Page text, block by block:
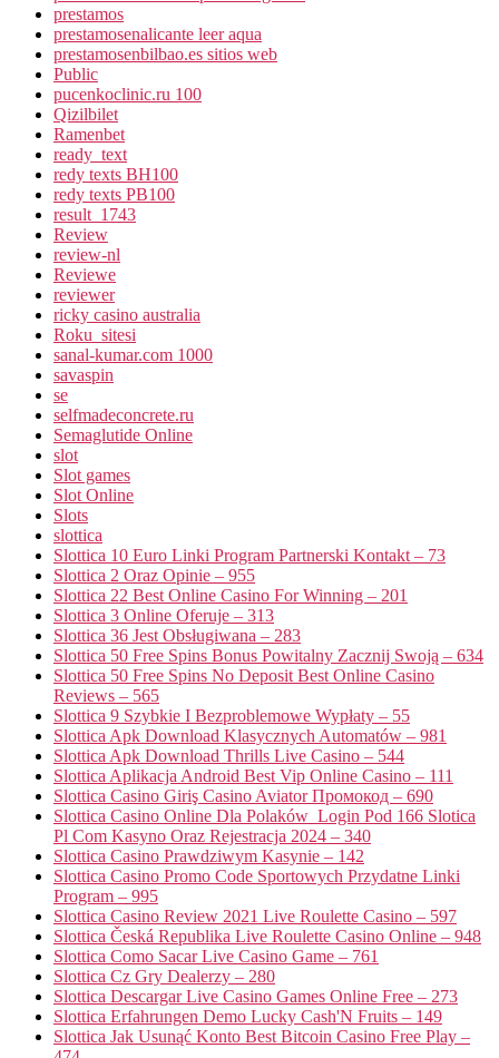
prestamos
prestamosenalicante leer aqua
prestamosenbilbao.es sitios web
Public
pucenkoclinic.ru 100
Qizilbilet
Ramenbet
ready_text
redy texts BH100
redy texts PB100
result_1743
Review
review-nl
Reviewe
reviewer
ricky casino australia
Roku_sitesi
sanal-kumar.com 1000
savaspin
se
selfmadeconcrete.ru
Semaglutide Online
slot
Slot games
Slot Online
Slots
slottica
Slottica 10 Euro Linki Program Partnerski Kontakt – 73
Slottica 2 Oraz Opinie – 955
Slottica 22 Best Online Casino For Winning – 201
Slottica 3 Online Oferuje – 313
Slottica 36 Jest Obsługiwana – 283
Slottica 50 Free Spins Bonus Powitalny Zacznij Swoją – 634
Slottica 50 Free Spins No Deposit Best Online Casino
Reviews – 565
Slottica 9 Szybkie I Bezproblemowe Wypłaty – 55
Slottica Apk Download Klasycznych Automatów – 981
Slottica Apk Download Thrills Live Casino – 544
Slottica Aplikacja Android Best Vip Online Casino – 111
Slottica Casino Giriş Casino Aviator Промокод – 690
Slottica Casino Online Dla Polaków ️ Login Pod 166 Slotica
Pl Com Kasyno Oraz Rejestracja 2024 – 340
Slottica Casino Prawdziwym Kasynie – 142
Slottica Casino Promo Code Sportowych Przydatne Linki
Program – 995
Slottica Casino Review 2021 Live Roulette Casino – 597
Slottica Česká Republika Live Roulette Casino Online – 948
Slottica Como Sacar Live Casino Game – 761
Slottica Cz Gry Dealerzy – 280
Slottica Descargar Live Casino Games Online Free – 273
Slottica Erfahrungen Demo Lucky Cash'N Fruits – 149
Slottica Jak Usunąć Konto Best Bitcoin Casino Free Play –